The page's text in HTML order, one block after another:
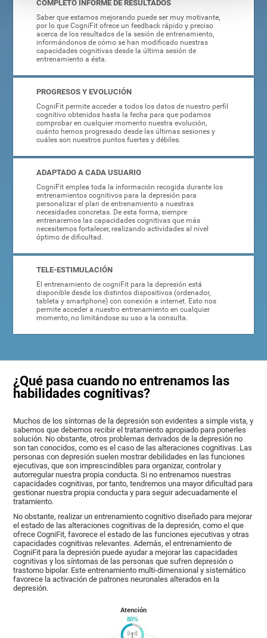
COMPLETO INFORME DE RESULTADOS
Saber que estamos mejorando puede ser muy motivante,
por lo que CogniFit ofrece un feedback rápido y preciso
acerca de los resultados de la sesión de entrenamiento,
informándonos de cómo se han modificado nuestras
capacidades cognitivas desde la última sesión de
entrenamiento a ésta.
PROGRESOS Y EVOLUCIÓN
CogniFit permite acceder a todos los datos de nuestro perfil
cognitivo obtenidos hasta la fecha para que podamos
comprobar en cualquier momento nuestra evolución,
cuánto hemos progresado desde las últimas sesiones y
cuáles son nuestros puntos fuertes y débiles.
ADAPTADO A CADA USUARIO
CogniFit emplea toda la información recogida durante los
entrenamientos cognitivos para la depresión para
personalizar el plan de entrenamiento a nuestras
necesidades concretas. De esta forma, siempre
entrenaremos las capacidades cognitivas que más
necesitemos fortalecer, realizando actividades al nivel
óptimo de dificultad.
TELE-ESTIMULACIÓN
El entrenamiento de cogniFit para la depresión está
disponible desde los distintos dispositivos (ordenador,
tableta y smartphone) con conexión a internet. Esto nos
permite acceder a nuestro entrenamiento en cualquier
momento, no limitándose su uso a la consulta.
¿Qué pasa cuando no entrenamos las
habilidades cognitivas?
Muchos de los síntomas de la depresión son evidentes a simple vista, y
sabemos que debemos recibir el tratamiento apropiado para ponerles
solución. No obstante, otros problemas derivados de la depresión no
son tan conocidos, como es el caso de las alteraciones cognitivas. Las
personas con depresión suelen mostrar debilidades en las funciones
ejecutivas, que son imprescindibles para organizar, controlar y
autorregular nuestra propia conducta. Si no entrenamos nuestras
capacidades cognitivas, por tanto, tendremos una mayor dificultad para
gestionar nuestra propia conducta y para seguir adecuadamente el
tratamiento.
No obstante, realizar un entrenamiento cognitivo diseñado para mejorar
el estado de las alteraciones cognitivas de la depresión, como el que
ofrece CogniFit, favorece el estado de las funciones ejecutivas y otras
capacidades cognitivas relevantes. Además, el entrenamiento de
CogniFit para la depresión puede ayudar a mejorar las capacidades
cognitivas y los síntomas de las personas que sufren depresión o
trastorno bipolar. Este entrenamiento multi-dimensional y sistemático
favorece la activación de patrones neuronales alterados en la
depresión.
Atención